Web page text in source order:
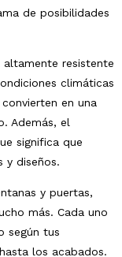
de posibilidades
altamente resistente
climáticas
en una
Además, el
significa que
y diseños.
y puertas,
más. Cada uno
según tus
los acabados.